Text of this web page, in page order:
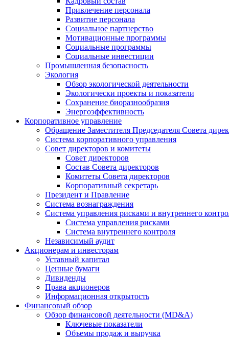
Привлечение персонала
Развитие персонала
Социальное партнерство
Мотивационные программы
Социальные программы
Социальные инвестиции
Промышленная безопасность
Экология
Обзор экологической деятельности
Экологически проекты и показатели
Сохранение биоразнообразия
Энергоэффективность
Корпоративное управление
Обращение Заместителя Председателя Совета
Система корпоративного управления
Совет директоров и комитеты
Совет директоров
Состав Совета директоров
Комитеты Совета директоров
Корпоративный секретарь
Президент и Правление
Система вознаграждения
Система управления рисками и внутреннего
Система управления рисками
Система внутреннего контроля
Независимый аудит
Акционерам и инвесторам
Уставный капитал
Ценные бумаги
Дивиденды
Права акционеров
Информационная открытость
Финансовый обзор
Обзор финансовой деятельности (MD&A)
Ключевые показатели
Объемы продаж и выручка